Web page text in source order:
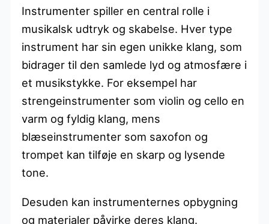
Instrumenter spiller en central rolle i
musikalsk udtryk og skabelse. Hver type
instrument har sin egen unikke klang, som
bidrager til den samlede lyd og atmosfære i
et musikstykke. For eksempel har
strengeinstrumenter som violin og cello en
varm og fyldig klang, mens
blæseinstrumenter som saxofon og
trompet kan tilføje en skarp og lysende
tone.
Desuden kan instrumenternes opbygning
og materialer påvirke deres klang.